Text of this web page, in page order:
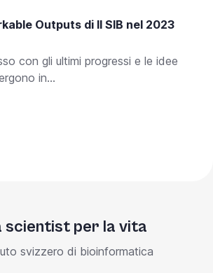
Outputs di Il SIB nel 2023
con gli ultimi progressi e le idee
in...
scientist per la vita
svizzero di bioinformatica